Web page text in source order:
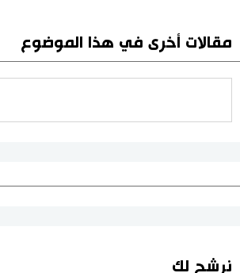
مقالات أخرى في هذا الموضوع
نرشح لك